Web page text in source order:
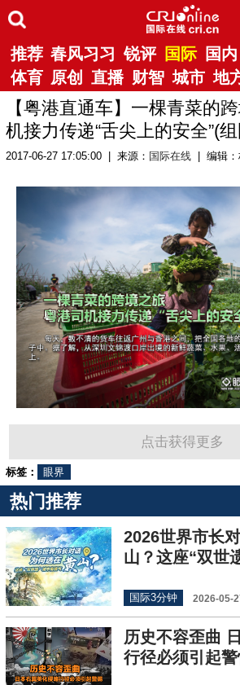
推荐 春风习习 锐评 国际 国内
体育 原创 直播 财智 城市 地
【粤港直通车】一棵青菜的
机接力传递“舌尖上的安全”(
2017-06-27 17:05:00 | 来源： 国际在线 | 编辑：
点击获得更多
标签： 眼界
热门推荐
2026世界市长
山？这座“双世
国际3分钟 2026-05-
历史不容歪曲
行径必须引起